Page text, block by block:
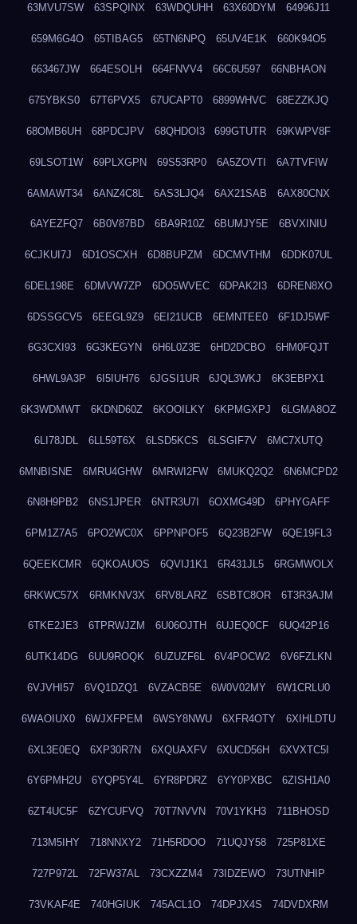
63MVU7SW 63SPQINX 63WDQUHH 63X60DYM 64996J11
659M6G4O 65TIBAG5 65TN6NPQ 65UV4E1K 660K94O5
663467JW 664ESOLH 664FNVV4 66C6U597 66NBHAON
675YBKS0 67T6PVX5 67UCAPT0 6899WHVC 68EZZKJQ
68OMB6UH 68PDCJPV 68QHDOI3 699GTUTR 69KWPV8F
69LSOT1W 69PLXGPN 69S53RP0 6A5ZOVTI 6A7TVFIW
6AMAWT34 6ANZ4C8L 6AS3LJQ4 6AX21SAB 6AX80CNX
6AYEZFQ7 6B0V87BD 6BA9R10Z 6BUMJY5E 6BVXINIU
6CJKUI7J 6D1OSCXH 6D8BUPZM 6DCMVTHM 6DDK07UL
6DEL198E 6DMVW7ZP 6DO5WVEC 6DPAK2I3 6DREN8XO
6DSSGCV5 6EEGL9Z9 6EI21UCB 6EMNTEE0 6F1DJ5WF
6G3CXI93 6G3KEGYN 6H6L0Z3E 6HD2DCBO 6HM0FQJT
6HWL9A3P 6I5IUH76 6JGSI1UR 6JQL3WKJ 6K3EBPX1
6K3WDMWT 6KDND60Z 6KOOILKY 6KPMGXPJ 6LGMA8OZ
6LI78JDL 6LL59T6X 6LSD5KCS 6LSGIF7V 6MC7XUTQ
6MNBISNE 6MRU4GHW 6MRWI2FW 6MUKQ2Q2 6N6MCPD2
6N8H9PB2 6NS1JPER 6NTR3U7I 6OXMG49D 6PHYGAFF
6PM1Z7A5 6PO2WC0X 6PPNPOF5 6Q23B2FW 6QE19FL3
6QEEKCMR 6QKOAUOS 6QVIJ1K1 6R431JL5 6RGMWOLX
6RKWC57X 6RMKNV3X 6RV8LARZ 6SBTC8OR 6T3R3AJM
6TKE2JE3 6TPRWJZM 6U06OJTH 6UJEQ0CF 6UQ42P16
6UTK14DG 6UU9ROQK 6UZUZF6L 6V4POCW2 6V6FZLKN
6VJVHI57 6VQ1DZQ1 6VZACB5E 6W0V02MY 6W1CRLU0
6WAOIUX0 6WJXFPEM 6WSY8NWU 6XFR4OTY 6XIHLDTU
6XL3E0EQ 6XP30R7N 6XQUAXFV 6XUCD56H 6XVXTC5I
6Y6PMH2U 6YQP5Y4L 6YR8PDRZ 6YY0PXBC 6ZISH1A0
6ZT4UC5F 6ZYCUFVQ 70T7NVVN 70V1YKH3 711BHOSD
713M5IHY 718NNXY2 71H5RDOO 71UQJY58 725P81XE
727P972L 72FW37AL 73CXZZM4 73IDZEWO 73UTNHIP
73VKAF4E 740HGIUK 745ACL1O 74DPJX4S 74DVDXRM